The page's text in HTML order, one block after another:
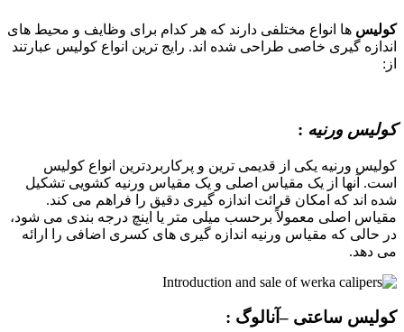
کولیس ها انواع مختلفی دارند که هر کدام برای وظایف و محیط های
اندازه گیری خاصی طراحی شده اند. رایج ترین انواع کولیس عبارتند
از:
کولیس ورنیه :
کولیس ورنیه یکی از قدیمی ترین و پرکاربردترین انواع کولیس
است. آنها از یک مقیاس اصلی و یک مقیاس ورنیه کشویی تشکیل
شده اند که امکان قرائت اندازه گیری دقیق را فراهم می کند.
مقیاس اصلی معمولاً برحسب میلی متر یا اینچ درجه بندی می شود،
در حالی که مقیاس ورنیه اندازه گیری های کسری اضافی را ارائه
می دهد.
کولیس ساعتی –آنالوگ :